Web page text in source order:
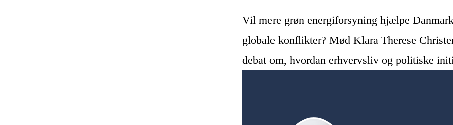
Vil mere grøn energiforsyning hjælpe
globale konflikter? Mød Klara Therese
debat om, hvordan erhvervsliv og politiske